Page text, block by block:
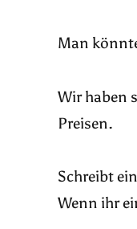
Man
Wir haben
Preisen.
Schreibt
Wenn ihr